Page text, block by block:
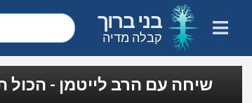
בני ברוך
קבלה מדיה
שיחה עם הרב לייטמן - הכול